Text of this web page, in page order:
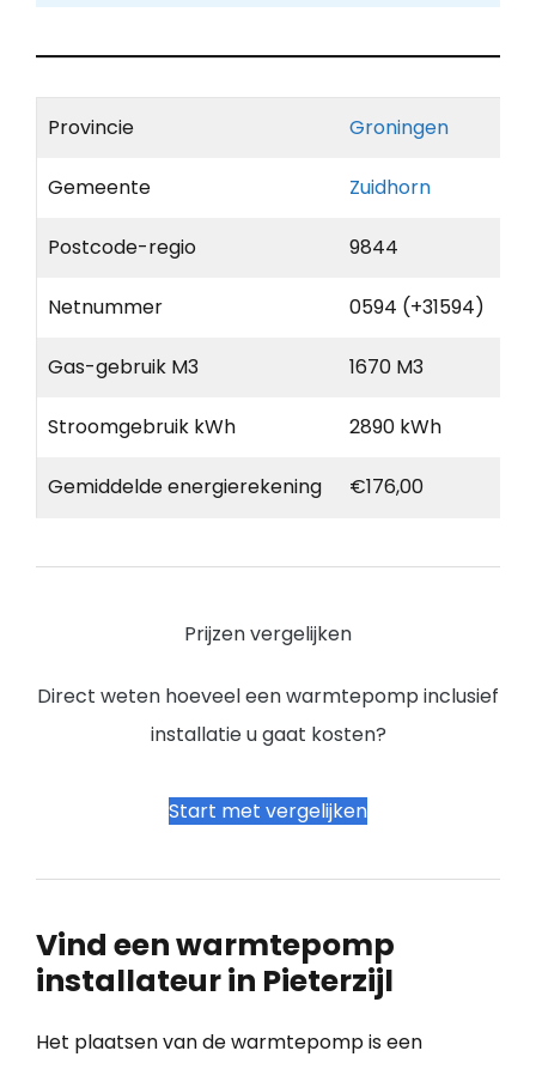
Provincie Groningen
Gemeente Zuidhorn
Postcode-regio 9844
Netnummer 0594 (+31594)
Gas-gebruik M3 1670 M3
Stroomgebruik kWh 2890 kWh
Gemiddelde energierekening €176,00
Prijzen vergelijken
Direct weten hoeveel een warmtepomp inclusief
installatie u gaat kosten?
Start met vergelijken
Vind een warmtepomp
installateur in Pieterzijl
Het plaatsen van de warmtepomp is een